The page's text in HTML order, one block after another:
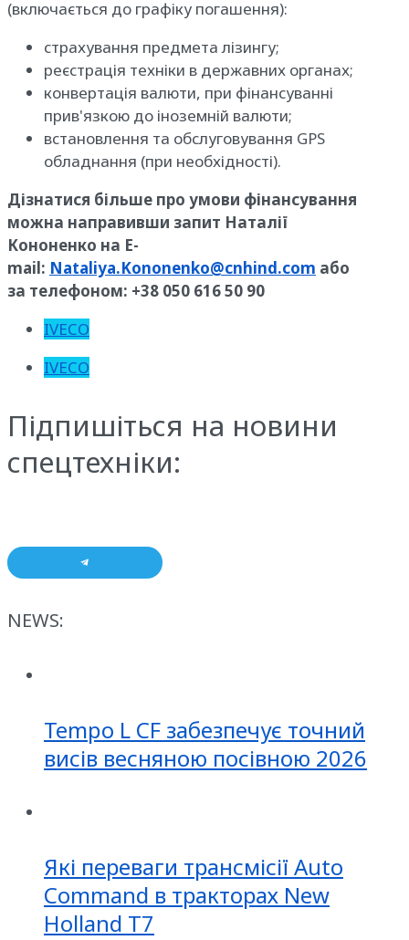
(включається до графіку погашення):
страхування предмета лізингу;
реєстрація техніки в державних органах;
конвертація валюти, при фінансуванні
прив'язкою до іноземній валюти;
встановлення та обслуговування GPS
обладнання (при необхідності).
Дізнатися більше про умови фінансування
можна направивши запит Наталії
Кононенко на E-
mail: Nataliya.Kononenko@cnhind.com або
за телефоном: +38 050 616 50 90
IVECO
IVECO
Підпишіться на новини
спецтехніки:
NEWS:
Tempo L CF забезпечує точний
висів весняною посівною 2026
Які переваги трансмісії Auto
Command в тракторах New
Holland T7